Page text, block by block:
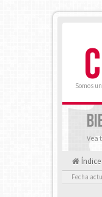
Somos
Vea
Fecha